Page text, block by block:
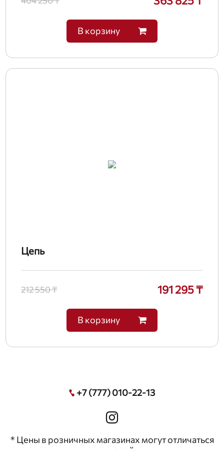
В корзину
Цепь
212 550 ₸ 191 295 ₸
В корзину
+7 (777) 010-22-13
* Цены в розничных магазинах могут отличаться